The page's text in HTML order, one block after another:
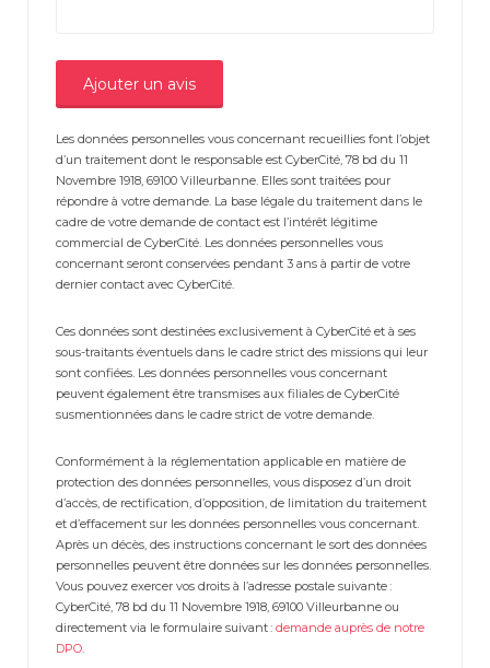
Les données personnelles vous concernant recueillies font l’objet
d’un traitement dont le responsable est CyberCité, 78 bd du 11
Novembre 1918, 69100 Villeurbanne. Elles sont traitées pour
répondre à votre demande. La base légale du traitement dans le
cadre de votre demande de contact est l’intérêt légitime
commercial de CyberCité. Les données personnelles vous
concernant seront conservées pendant 3 ans à partir de votre
dernier contact avec CyberCité.
Ces données sont destinées exclusivement à CyberCité et à ses
sous-traitants éventuels dans le cadre strict des missions qui leur
sont confiées. Les données personnelles vous concernant
peuvent également être transmises aux filiales de CyberCité
susmentionnées dans le cadre strict de votre demande.
Conformément à la réglementation applicable en matière de
protection des données personnelles, vous disposez d’un droit
d’accès, de rectification, d’opposition, de limitation du traitement
et d’effacement sur les données personnelles vous concernant.
Après un décès, des instructions concernant le sort des données
personnelles peuvent être données sur les données personnelles.
Vous pouvez exercer vos droits à l’adresse postale suivante :
CyberCité, 78 bd du 11 Novembre 1918, 69100 Villeurbanne ou
directement via le formulaire suivant : demande auprès de notre
DPO